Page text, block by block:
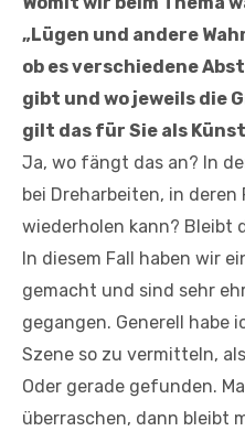
„Lügen und andere
ob es verschiedene
gibt und wo jeweils die
gilt das für Sie als
Ja, wo fängt das an? In
bei Dreharbeiten, in deren
wiederholen kann? Bleibt
In diesem Fall haben wir
gemacht und sind sehr
gegangen. Generell habe
Szene so zu vermitteln,
Oder gerade gefunden.
überraschen, dann bleibt